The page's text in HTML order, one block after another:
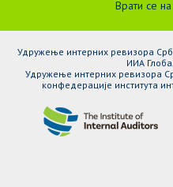
Врати се
Удружење интерних ревизора
ИИА
Удружење интерних ревизора
конфедерације института